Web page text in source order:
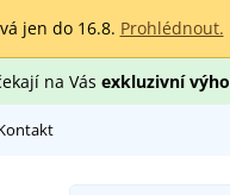
jen do 16.8. Prohlédnout.
na Vás exkluzivní